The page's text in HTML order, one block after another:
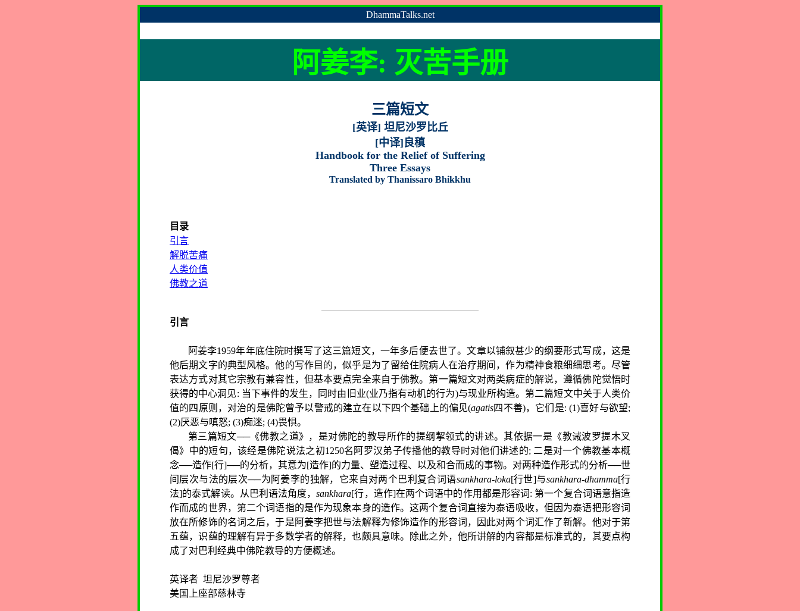
DhammaTalks.net
阿姜李: 灭苦手册
三篇短文
[英译] 坦尼沙罗比丘
[中译]良稹
Handbook for the Relief of Suffering
Three Essays
Translated by Thanissaro Bhikkhu
目录
引言
解脱苦痛
人类价值
佛教之道
引言
阿姜李1959年年底住院时撰写了这三篇短文，一年多后便去世了。文章以铺叙甚少的纲要形式写成，这是
他后期文字的典型风格。他的写作目的，似乎是为了留给住院病人在治疗期间，作为精神食粮细细思考。尽管
表达方式对其它宗教有兼容性，但基本要点完全来自于佛教。第一篇短文对两类病症的解说，遵循佛陀觉悟时
获得的中心洞见: 当下事件的发生，同时由旧业(业乃指有动机的行为)与现业所构造。第二篇短文中关于人类价
值的四原则，对治的是佛陀曾予以警戒的建立在以下四个基础上的偏见(agatis四不善)，它们是: (1)喜好与欲望;
(2)厌恶与嗔怒; (3)痴迷; (4)畏惧。
第三篇短文──《佛教之道》，是对佛陀的教导所作的提纲挈领式的讲述。其依据一是《教诫波罗提木叉
偈》中的短句，该经是佛陀说法之初1250名阿罗汉弟子传播他的教导时对他们讲述的; 二是对一个佛教基本概
念──造作[行]──的分析，其意为[造作]的力量、塑造过程、以及和合而成的事物。对两种造作形式的分析──世
间层次与法的层次──为阿姜李的独解，它来自对两个巴利复合词语sankhara-loka[行世]与sankhara-dhamma[行
法]的泰式解读。从巴利语法角度，sankhara[行，造作]在两个词语中的作用都是形容词 : 第一个复合词语意指造
作而成的世界，第二个词语指的是作为现象本身的造作。这两个复合词直接为泰语吸收，但因为泰语把形容词
放在所修饰的名词之后，于是阿姜李把世与法解释为修饰造作的形容词，因此对两个词汇作了新解。他对于第
五蕴，识蕴的理解有异于多数学者的解释，也颇具意味。除此之外，他所讲解的内容都是标准式的，其要点构
成了对巴利经典中佛陀教导的方便概述。
英译者 坦尼沙罗尊者
美国上座部慈林寺